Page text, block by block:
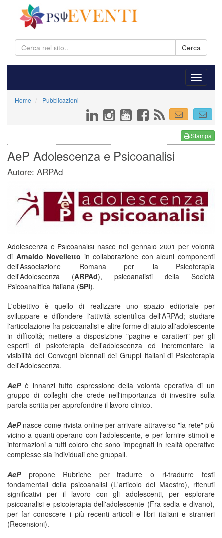
Cerca
Home Pubblicazioni
Stampa
AeP Adolescenza e Psicoanalisi
Autore: ARPAd
Adolescenza e Psicoanalisi nasce nel gennaio 2001 per volontà
di Arnaldo Novelletto in collaborazione con alcuni componenti
dell'Associazione Romana per la Psicoterapia
dell'Adolescenza (ARPAd), psicoanalisti della Società
Psicoanalitica Italiana (SPI).
L'obiettivo è quello di realizzare uno spazio editoriale per
sviluppare e diffondere l'attività scientifica dell'ARPAd; studiare
l'articolazione fra psicoanalisi e altre forme di aiuto all'adolescente
in difficoltà; mettere a disposizione "pagine e caratteri" per gli
esperti di psicoterapia dell'adolescenza ed incrementare la
visibilità dei Convegni biennali dei Gruppi italiani di Psicoterapia
dell'Adolescenza.
AePè innanzi tutto espressione della volontà operativa di un
gruppo di colleghi che crede nell'importanza di investire sulla
parola scritta per approfondire il lavoro clinico.
AePnasce come rivista online per arrivare attraverso "la rete" più
vicino a quanti operano con l'adolescente, e per fornire stimoli e
informazioni a tutti coloro che sono impegnati in realtà operative
complesse sia individuali che gruppali.
AePpropone Rubriche per tradurre o ri-tradurre testi
fondamentali della psicoanalisi (L'articolo del Maestro), ritenuti
significativi per il lavoro con gli adolescenti, per esplorare
psicoanalisi e psicoterapia dell'adolescente (Fra sedia e divano),
per far conoscere i più recenti articoli e libri italiani e stranieri
(Recensioni).